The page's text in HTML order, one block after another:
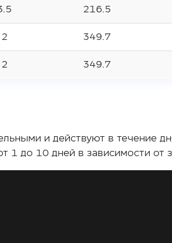
216.5
2 349.7
2 349.7
и действуют в течение
1 до 10 дней в зависимости от